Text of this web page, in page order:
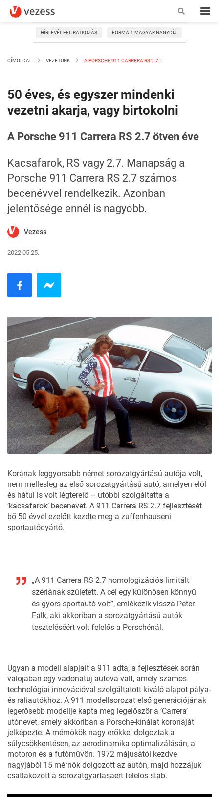
HÍRLEVÉL FELIRATKOZÁS FORMA-1 MAGYAR NAGYDÍJ
CÍMOLDAL VEZETÜNK A PORSCHE 911 CARRERA RS 2.7...
50 éves, és egyszer mindenki
vezetni akarja, vagy birtokolni
A Porsche 911 Carrera RS 2.7 ötven éve
Kacsafarok, RS vagy 2.7. Manapság a
Porsche 911 Carrera RS 2.7 számos
becenévvel rendelkezik. Azonban
jelentősége ennél is nagyobb.
Vezess
2022.05.25.
Korának leggyorsabb német sorozatgyártású autója volt,
nem mellesleg az első sorozatgyártású autó, amelyen elöl
és hátul is volt légterelő – utóbbi szolgáltatta a
’kacsafarok’ becenevet. A 911 Carrera RS 2.7 fejlesztését
bő 50 évvel ezelőtt kezdte meg a zuffenhauseni
sportautógyártó.
„A 911 Carrera RS 2.7 homologizációs limitált
szériának született. A cél egy különösen könnyű
és gyors sportautó volt”, emlékezik vissza Peter
Falk, aki akkoriban a sorozatgyártású autók
teszteléséért volt felelős a Porschénál.
Ugyan a modell alapjait a 911 adta, a fejlesztések során
valójában egy vadonatúj autóvá vált, amely számos
technológiai innovációval szolgáltatott kiváló alapot pálya-
és raliautókhoz. A 911 modellsorozat első generációjának
legerősebb modellje kapta meg legelőször a ’Carrera’
utónevet, amely akkoriban a Porsche-kínálat koronáját
jelképezte. A mérnökök nagy erőkkel dolgoztak a
súlycsökkentésen, az aerodinamika optimalizálásán, a
motoron és a futóművön. 1972 májusától kezdve
nagyjából 15 mérnök dolgozott az autón, majd hozzájuk
csatlakozott a sorozatgyártásáért felelős stáb.